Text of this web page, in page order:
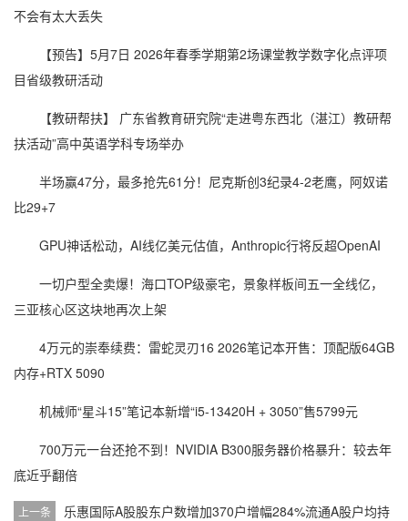
不会有太大丢失
【预告】5月7日 2026年春季学期第2场课堂教学数字化点评项
目省级教研活动
【教研帮扶】 广东省教育研究院“走进粤东西北（湛江）教研帮
扶活动”高中英语学科专场举办
半场赢47分，最多抢先61分！尼克斯创3纪录4-2老鹰，阿奴诺
比29+7
GPU神话松动，AI线亿美元估值，Anthropic行将反超OpenAI
一切户型全卖爆！海口TOP级豪宅，景象样板间五一全线亿，
三亚核心区这块地再次上架
4万元的崇奉续费：雷蛇灵刃16 2026笔记本开售：顶配版64GB
内存+RTX 5090
机械师“星斗15”笔记本新增“i5-13420H + 3050”售5799元
700万元一台还抢不到！NVIDIA B300服务器价格暴升：较去年
底近乎翻倍
上一条
乐惠国际A股股东户数增加370户增幅284%流通A股户均持